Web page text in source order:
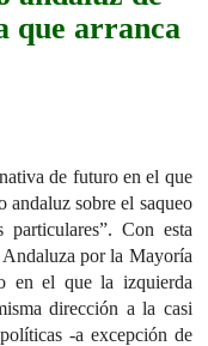
que arranca
de futuro en el que
andaluz sobre el saqueo
Con esta
Andaluza por la Mayoría
en el que la izquierda
dirección a la casi
-a excepción de